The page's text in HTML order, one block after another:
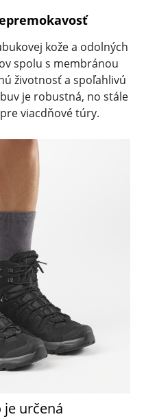
kože a odolných
spolu s membránou
životnosť a spoľahlivú
je robustná, no stále
viacdňové túry.
je určená